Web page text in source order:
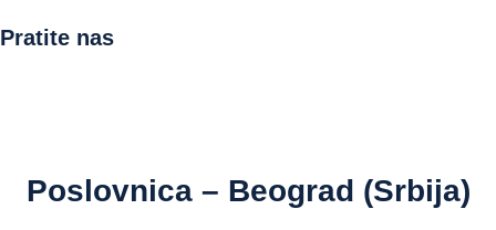
Pratite nas
Poslovnica – Beograd (Srbija)